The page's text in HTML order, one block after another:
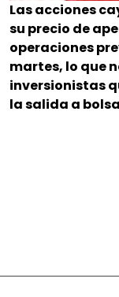
Las acciones
su precio de
operaciones
martes, lo que
inversionistas
la salida a